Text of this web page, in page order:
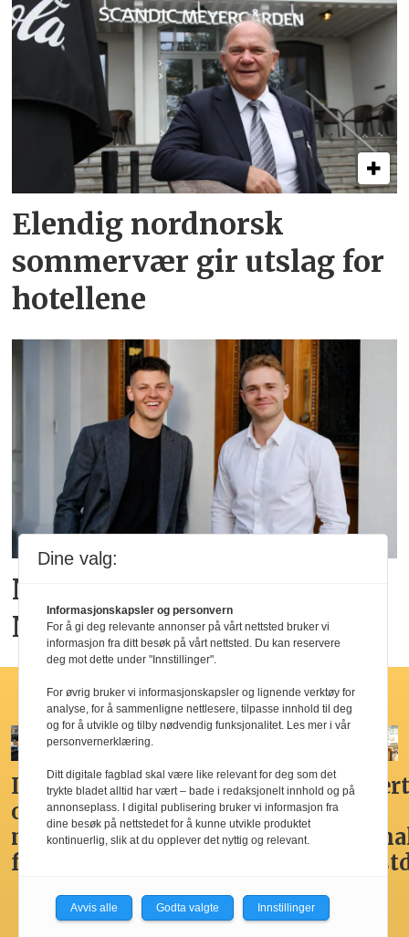
Elendig nordnorsk
sommervær gir utslag for
hotellene
Ny hotellkjede lanseres i
Norge
Hotellfrokost
Ikke
overdådig,
men
fristende
Her får
du
Norges
Godt,
spennende,
men
by’n
den
Dine valg:
Informasjonskapsler og personvern
For å gi deg relevante annonser på vårt nettsted bruker vi
informasjon fra ditt besøk på vårt nettsted. Du kan reservere
deg mot dette under "Innstillinger".
For øvrig bruker vi informasjonskapsler og lignende verktøy for
analyse, for å sammenligne nettlesere, tilpasse innhold til deg
og for å utvikle og tilby nødvendig funksjonalitet. Les mer i vår
personvernerklæring.
Ditt digitale fagblad skal være like relevant for deg som det
trykte bladet alltid har vært – bade i redaksjonelt innhold og på
annonseplass. I digital publisering bruker vi informasjon fra
dine besøk på nettstedet for å kunne utvikle produktet
kontinuerlig, slik at du opplever det nyttig og relevant.
Avvis alle Godta valgte Innstillinger